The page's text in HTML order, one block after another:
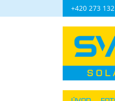
+420 273